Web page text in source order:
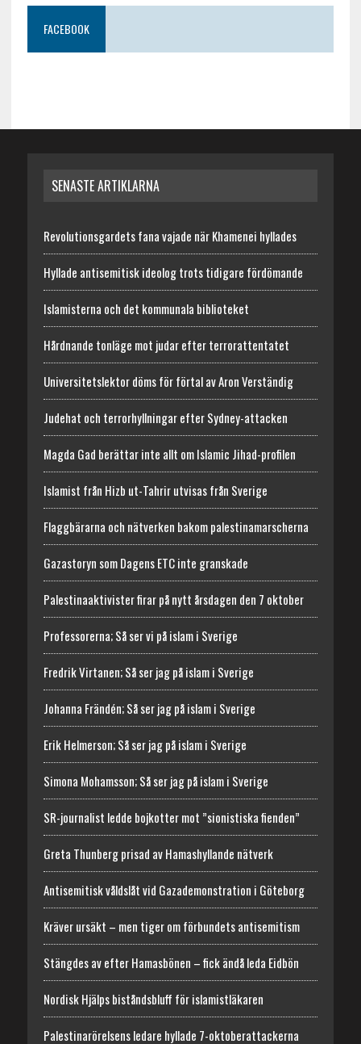
FACEBOOK
SENASTE ARTIKLARNA
Revolutionsgardets fana vajade när Khamenei hyllades
Hyllade antisemitisk ideolog trots tidigare fördömande
Islamisterna och det kommunala biblioteket
Hårdnande tonläge mot judar efter terrorattentatet
Universitetslektor döms för förtal av Aron Verständig
Judehat och terrorhyllningar efter Sydney-attacken
Magda Gad berättar inte allt om Islamic Jihad-profilen
Islamist från Hizb ut-Tahrir utvisas från Sverige
Flaggbärarna och nätverken bakom palestinamarscherna
Gazastoryn som Dagens ETC inte granskade
Palestinaaktivister firar på nytt årsdagen den 7 oktober
Professorerna; Så ser vi på islam i Sverige
Fredrik Virtanen; Så ser jag på islam i Sverige
Johanna Frändén; Så ser jag på islam i Sverige
Erik Helmerson; Så ser jag på islam i Sverige
Simona Mohamsson; Så ser jag på islam i Sverige
SR-journalist ledde bojkotter mot ”sionistiska fienden”
Greta Thunberg prisad av Hamashyllande nätverk
Antisemitisk våldslåt vid Gazademonstration i Göteborg
Kräver ursäkt – men tiger om förbundets antisemitism
Stängdes av efter Hamasbönen – fick ändå leda Eidbön
Nordisk Hjälps biståndsbluff för islamistläkaren
Palestinarörelsens ledare hyllade 7-oktoberattackerna